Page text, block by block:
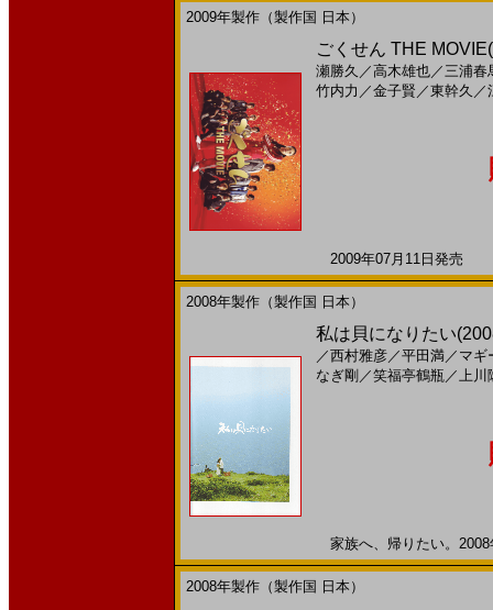
2009年製作（製作国 日本）
ごくせん THE
瀬勝久 ／高木雄也／三浦春
竹内力 ／金子賢 ／東幹久 ／
2009年07月11日発売
2008年製作（製作国 日本）
私は貝になりたい
／西村雅彦／平田満／ マギ
なぎ剛 ／笑福亭鶴瓶／上川
家族へ、帰りたい。
2008年製作（製作国 日本）